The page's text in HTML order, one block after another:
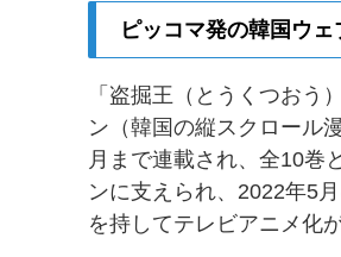
ピッコマ発の韓国ウ
「盗掘王（とうくつお
ン（韓国の縦スクロール
月まで連載され、全10巻
ンに支えられ、2022年5
を持してテレビアニメ化